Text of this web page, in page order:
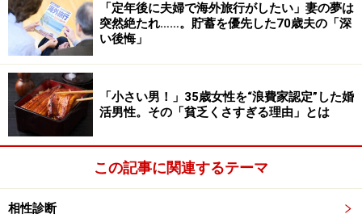
「定年後に夫婦で海外旅行がしたい」妻の夢は
突然絶たれ……。貯蓄を優先した70歳夫の「深
い後悔」
「小さい男！」35歳女性を“浪費家認定”した婚
活男性。その「貧乏くさすぎる理由」とは
この記事に関連するテーマ
相性診断